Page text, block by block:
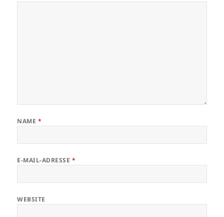
NAME *
E-MAIL-ADRESSE *
WEBSITE